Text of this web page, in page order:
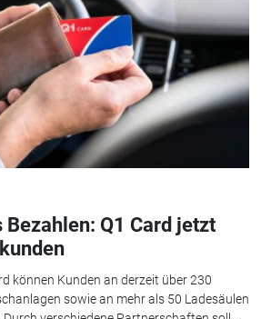
Bezahlen: Q1 Card jetzt
können Kunden an derzeit über 230
sowie an mehr als 50 Ladesäulen